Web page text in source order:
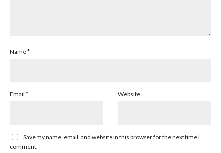
Name*
Email * Website
Save my name, email, and website in this browser for the next time I
comment.